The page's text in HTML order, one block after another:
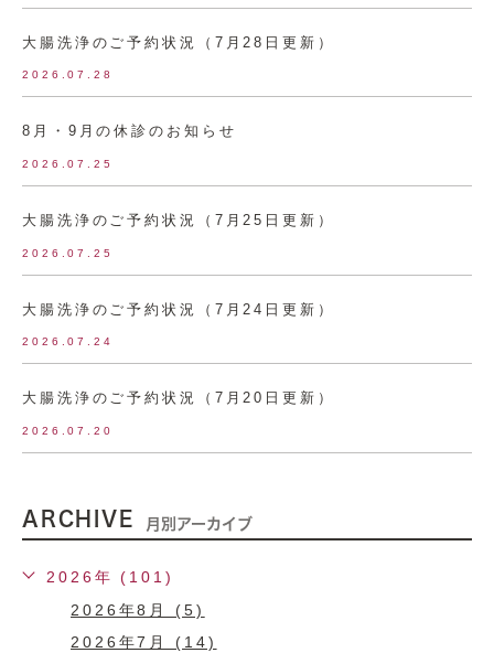
大腸洗浄のご予約状況（7月28日更新）
2026.07.28
8月・9月の休診のお知らせ
2026.07.25
大腸洗浄のご予約状況（7月25日更新）
2026.07.25
大腸洗浄のご予約状況（7月24日更新）
2026.07.24
大腸洗浄のご予約状況（7月20日更新）
2026.07.20
ARCHIVE 月別アーカイブ
2026年 (101)
2026年8月 (5)
2026年7月 (14)